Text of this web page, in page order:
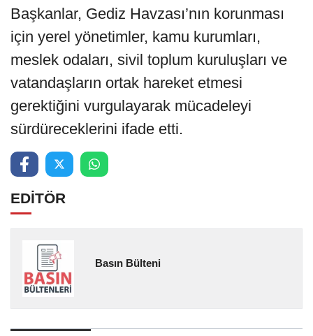
Başkanlar, Gediz Havzası’nın korunması
için yerel yönetimler, kamu kurumları,
meslek odaları, sivil toplum kuruluşları ve
vatandaşların ortak hareket etmesi
gerektiğini vurgulayarak mücadeleyi
sürdüreceklerini ifade etti.
EDİTÖR
Basın Bülteni